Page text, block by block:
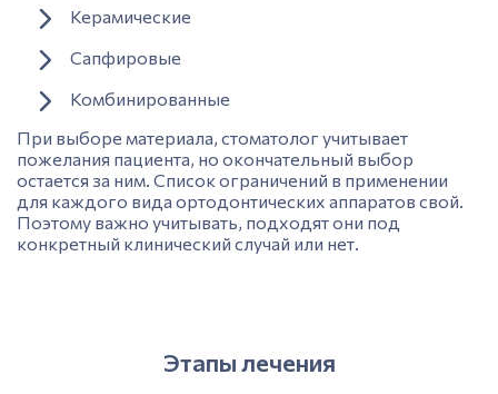
Керамические
Сапфировые
Комбинированные
При выборе материала, стоматолог учитывает
пожелания пациента, но окончательный выбор
остается за ним. Список ограничений в применении
для каждого вида ортодонтических аппаратов свой.
Поэтому важно учитывать, подходят они под
конкретный клинический случай или нет.
Этапы лечения